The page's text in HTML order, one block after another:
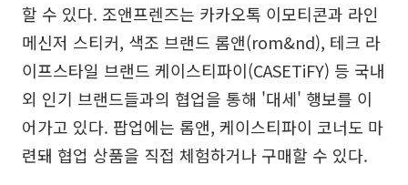
할 수 있다. 조앤프렌즈는 카카오톡 이모티콘과 라인
메신저 스티커, 색조 브랜드 롬앤(rom&nd), 테크 라
이프스타일 브랜드 케이스티파이(CASETiFY) 등 국내
외 인기 브랜드들과의 협업을 통해 '대세' 행보를 이
어가고 있다. 팝업에는 롬앤, 케이스티파이 코너도 마
련돼 협업 상품을 직접 체험하거나 구매할 수 있다.